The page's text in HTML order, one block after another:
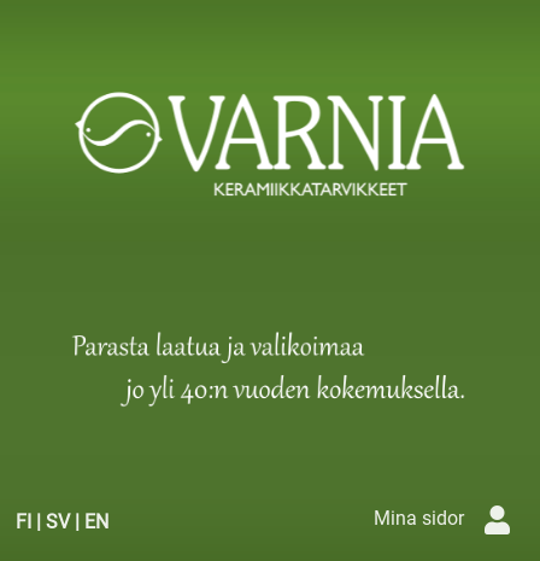
FI | SV| EN Mina sidor